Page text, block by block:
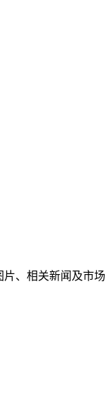
、相关新闻及市场